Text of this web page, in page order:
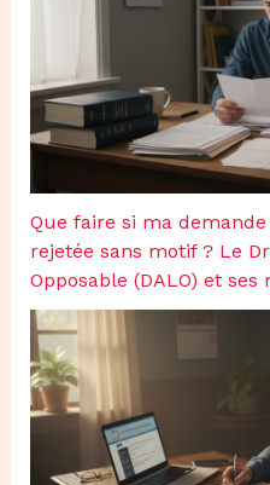
Que faire si ma
rejetée sans motif ? Le
Opposable (DALO) et ses